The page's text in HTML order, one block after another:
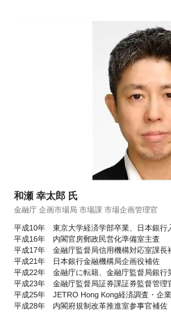
和瀬 幸太郎 氏
金融庁 企画市場局 市場課 市場企画管理官
平成10年 東京大学経済学部卒業、日本銀行
平成16年 内閣官房郵政民営化準備室主査
平成17年 金融庁監督局信用機構対応室課長
平成21年 日本銀行金融機構局企画役補佐
平成22年 金融庁に転籍、金融庁監督局銀行
平成23年 金融庁監督局証券課証券監督管理
平成25年 JETRO Hong Kong経済調査・企
平成28年 内閣府規制改革推進室参事官補佐